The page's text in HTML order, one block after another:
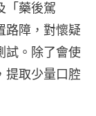
「藥後駕
路障，對懷疑
試。除了會使
提取少量口腔